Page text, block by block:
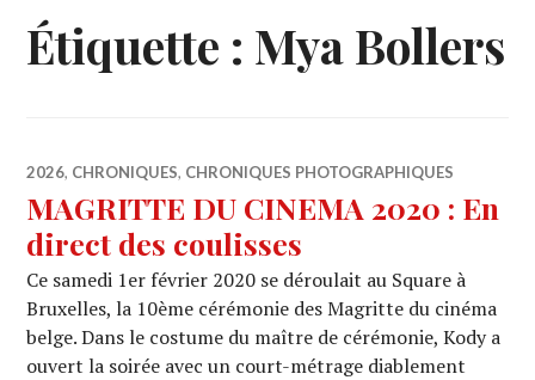
Étiquette : Mya Bollers
2026, CHRONIQUES, CHRONIQUES PHOTOGRAPHIQUES
MAGRITTE DU CINEMA 2020 : En
direct des coulisses
Ce samedi 1er février 2020 se déroulait au Square à
Bruxelles, la 10ème cérémonie des Magritte du cinéma
belge. Dans le costume du maître de cérémonie, Kody a
ouvert la soirée avec un court-métrage diablement